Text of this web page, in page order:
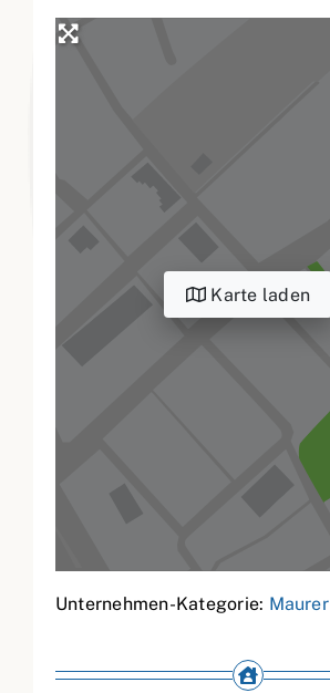
Karte laden
Unternehmen-Kategorie: Maurer